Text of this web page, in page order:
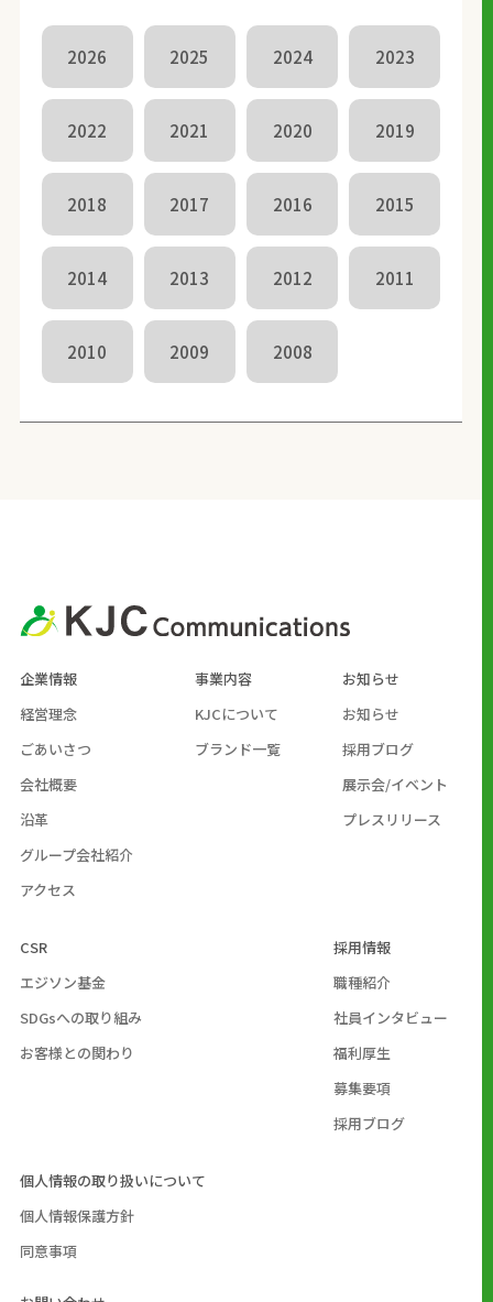
2026 2025 2024 2023
2022 2021 2020 2019
2018 2017 2016 2015
2014 2013 2012 2011
2010 2009 2008
企業情報
経営理念
ごあいさつ
会社概要
沿革
グループ会社紹介
アクセス
事業内容
KJCについて
ブランド一覧
お知らせ
お知らせ
採用ブログ
展示会/イベント
プレスリリース
CSR
エジソン基金
SDGsへの取り組み
お客様との関わり
採用情報
職種紹介
社員インタビュー
福利厚生
募集要項
採用ブログ
個人情報の取り扱いについて
個人情報保護方針
同意事項